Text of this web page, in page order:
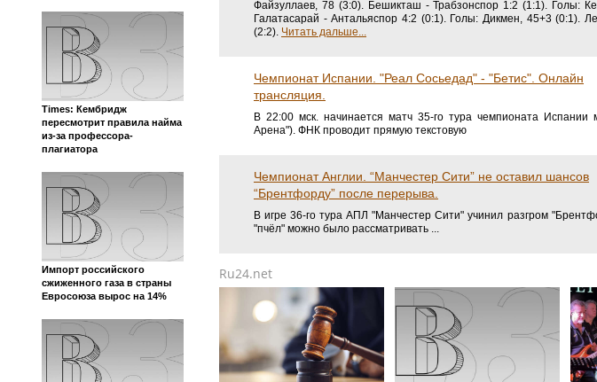
Times: Кембридж
пересмотрит правила найма
из-за профессора-
плагиатора
Импорт российского
сжиженного газа в страны
Евросоюза вырос на 14%
Чемпионат Турции. "Галатасарай" нервно обыграл
Чемпионат Турции, 33-й тур. Аланьяспор - Кайсериспор 3:1
пенальти (2:1). Кайя, 61 (3:1). Башакшехир - Самсунспор 3:0
Файзуллаев, 78 (3:0). Бешикташ - Трабзонспор 1:2 (1:1). Голы:
Галатасарай - Антальяспор 4:2 (0:1). Голы: Дикмен, 45+3 (0:1).
(2:2).Читать дальше...
Чемпионат Испании. "Реал Сосьедад" - "Бетис". Онлайн
трансляция.
В 22:00 мск. начинается матч 35-го тура чемпионата
Арена"). ФНК проводит прямую текстовую
Чемпионат Англии. “Манчестер Сити” не оставил шансов
“Брентфорду” после перерыва.
В игре 36-го тура АПЛ "Манчестер Сити" учинил разгром
"пчёл" можно было рассматривать ...
Ru24.net